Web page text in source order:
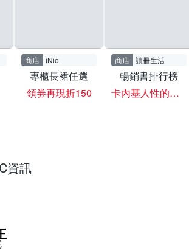
商店 iNio
專櫃長裙任選
領券再現折150
商店 讀冊生活
暢銷書排行榜
卡內基人性的弱點
資訊